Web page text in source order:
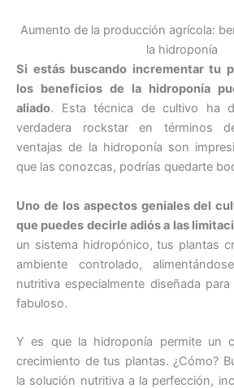
Aumento de la producción agrícola:
la hidroponía
Si estás buscando incrementar tu
los beneficios de la hidroponía
aliado. Esta técnica de cultivo ha
verdadera rockstar en términos
ventajas de la hidroponía son
que las conozcas, podrías quedarte
Uno de los aspectos geniales del
que puedes decirle adiós a las
un sistema hidropónico, tus plantas
ambiente controlado,
nutritiva especialmente diseñada
fabuloso.
Y es que la hidroponía permite un
crecimiento de tus plantas. ¿Cómo?
la solución nutritiva a la perfección,